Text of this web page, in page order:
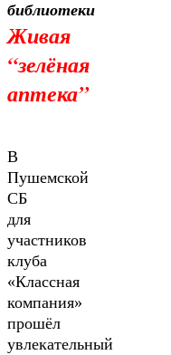
библиотеки
Живая
“зелёная
аптека”
В
Пушемской
СБ
для
участников
клуба
«Классная
компания»
прошёл
увлекательный